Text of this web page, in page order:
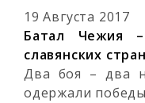
19 Августа 2017
Батал Чежия
славянских стран
Два боя – два
одержали